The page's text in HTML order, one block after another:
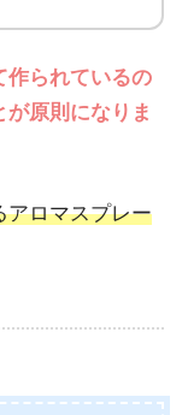
作られているの
原則になりま
アロマスプレー